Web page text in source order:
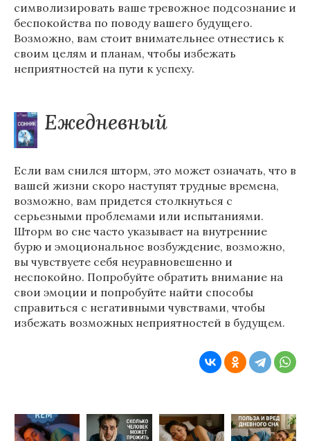
символизировать ваше тревожное подсознание и
беспокойства по поводу вашего будущего.
Возможно, вам стоит внимательнее отнестись к
своим целям и планам, чтобы избежать
неприятностей на пути к успеху.
Ежедневный
Если вам снился шторм, это может означать, что в
вашей жизни скоро наступят трудные времена,
возможно, вам придется столкнуться с
серьезными проблемами или испытаниями.
Шторм во сне часто указывает на внутренние
бурю и эмоциональное возбуждение, возможно,
вы чувствуете себя неуравновешенно и
неспокойно. Попробуйте обратить внимание на
свои эмоции и попробуйте найти способы
справиться с негативными чувствами, чтобы
избежать возможных неприятностей в будущем.